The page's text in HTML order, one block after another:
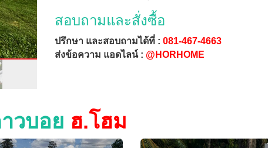
สอบถามและสั่งซื้อ
ปรึกษา และสอบถามได้ที่ : 081-467-4663
ส่งข้อความ แอดไลน์ : @HORHOME
วบอย ฮ.โฮม